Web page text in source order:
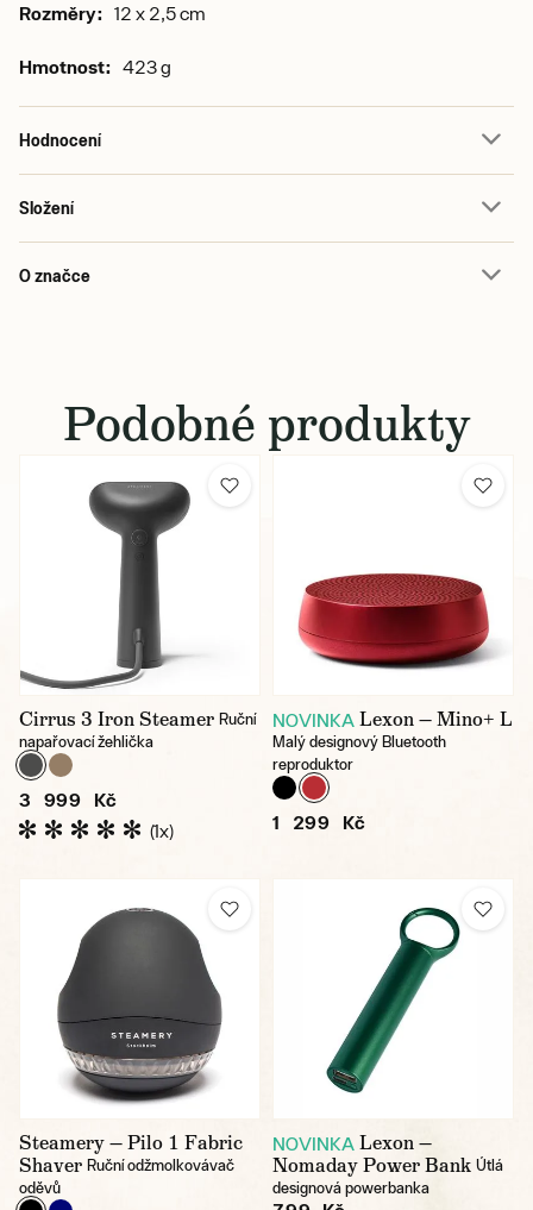
Rozměry: 12 x 2,5 cm
Hmotnost: 423 g
Hodnocení
Složení
O značce
Podobné produkty
Cirrus 3 Iron Steamer Ruční
napařovací žehlička
3 999 Kč
(1x)
NOVINKA Lexon — Mino+ L
Malý designový Bluetooth
reproduktor
1 299 Kč
Steamery — Pilo 1 Fabric
Shaver Ruční odžmolkovávač
oděvů
NOVINKA Lexon —
Nomaday Power Bank Útlá
designová powerbanka